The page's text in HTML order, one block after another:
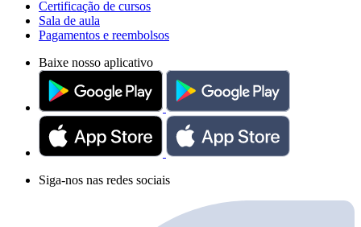
Certificação de cursos
Sala de aula
Pagamentos e reembolsos
Baixe nosso aplicativo
Siga-nos nas redes sociais